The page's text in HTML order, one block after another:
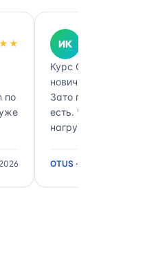
по
ИК
Курс OTUS
новичков.
Зато после
есть. Через
нагрузке между
OTUS · DevOps